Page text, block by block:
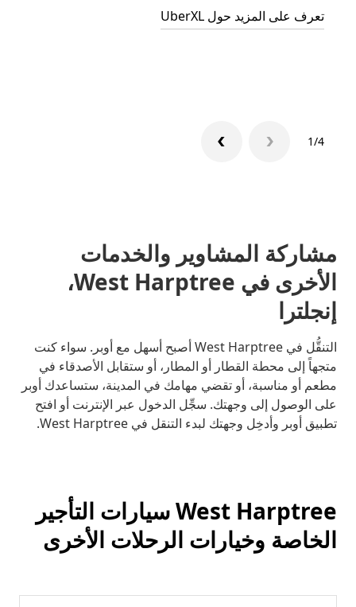
تعرف على المزيد حول UberXL
1/4
مشاركة المشاوير والخدمات
الأخرى في West Harptree،
إنجلترا
التنقُّل في West Harptree أصبح أسهل مع أوبر. سواء كنت
متجهاً إلى محطة القطار أو المطار، أو ستقابل الأصدقاء في
مطعم أو مناسبة، أو تقضي مهامك في المدينة، ستساعدك أوبر
على الوصول إلى وجهتك. سجِّل الدخول عبر الإنترنت أو افتح
تطبيق أوبر وأدخِل وجهتك لبدء التنقل في West Harptree.
West Harptree سيارات التأجير
الخاصة وخيارات الرحلات الأخرى